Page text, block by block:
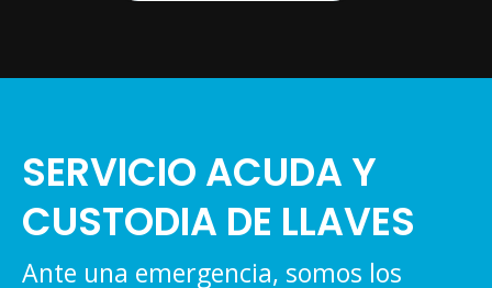
SERVICIO ACUDA Y
CUSTODIA DE LLAVES
Ante una emergencia, somos los